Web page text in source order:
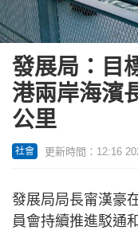
發展局：目
港兩岸海濱
公里
社會 更新時間：12:16
發展局局長甯漢豪
員會持續推進駁通